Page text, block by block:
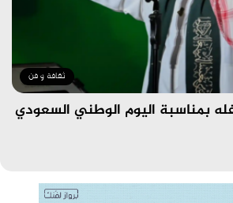
ثقافة و فن
بمناسبة اليوم الوطني السعودي